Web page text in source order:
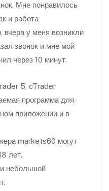
Мне понравилось
и работа
вчера у меня возникли
звонок и мне мой
через 10 минут.
5, cTrader
программа для
приложении и в
markets60 могут
лет.
небольшой